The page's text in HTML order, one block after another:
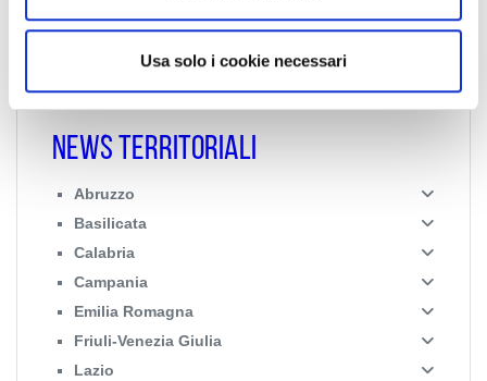
Usa solo i cookie necessari
News Territoriali
Abruzzo
Basilicata
Calabria
Campania
Emilia Romagna
Friuli-Venezia Giulia
Lazio